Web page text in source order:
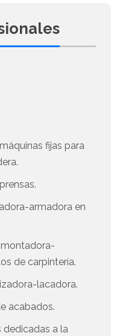
fijas para
armadora en
de carpintería.
lacadora.
acabados.
dedicadas a la